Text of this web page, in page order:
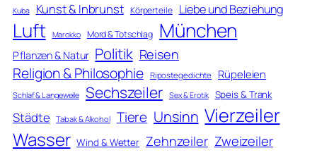
Kuba Kunst & Inbrunst Körperteile Liebe und Beziehung
Luft Marokko Mord & Totschlag München
Pflanzen & Natur Politik Reisen
Religion & Philosophie Ripostegedichte Rüpeleien
Schlaf & Langeweile Sechszeiler Sex & Erotik Speis & Trank
Städte Tabak & Alkohol Tiere Unsinn Vierzeiler
Wasser Wind & Wetter Zehnzeiler Zweizeiler